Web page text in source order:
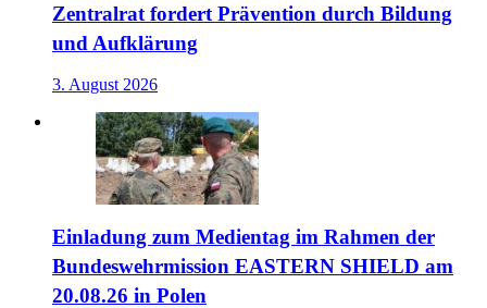
Zentralrat fordert Prävention durch Bildung
und Aufklärung
3. August 2026
Einladung zum Medientag im Rahmen der
Bundeswehrmission EASTERN SHIELD am
20.08.26 in Polen